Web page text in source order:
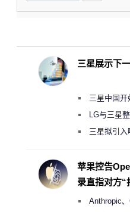
三星展示下
三星中国开
店 将被逐步清
LG与三星
规行为三星拟引
苹果控告
录直指对方“
Anthropic